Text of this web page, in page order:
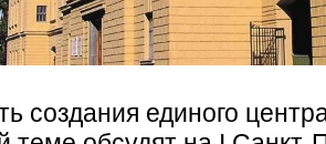
создания единого